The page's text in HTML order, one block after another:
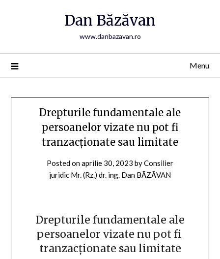
Dan Băzăvan
www.danbazavan.ro
Menu
Drepturile fundamentale ale
persoanelor vizate nu pot fi
tranzacționate sau limitate
Posted onaprilie 30, 2023 byConsilier
juridic Mr. (Rz.) dr. ing. Dan BĂZĂVAN
Drepturile fundamentale ale
persoanelor vizate nu pot fi
tranzacționate sau limitate